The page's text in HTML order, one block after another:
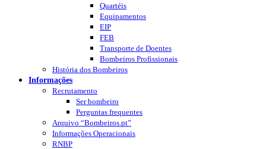
Quartéis
Equipamentos
EIP
FEB
Transporte de Doentes
Bombeiros Profissionais
História dos Bombeiros
Informações
Recrutamento
Ser bombeiro
Perguntas frequentes
Arquivo “Bombeiros.pt”
Informações Operacionais
RNBP